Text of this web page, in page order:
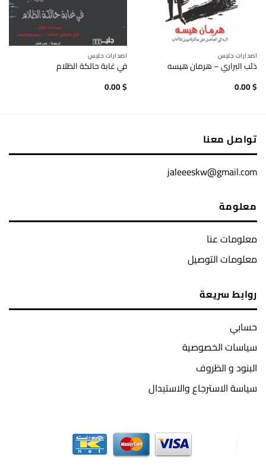
اصدارات جليس
ذئب البراري – هرمان هيسه
0.00$
اصدارات جليس
في غابة حالكة الظلام
0.00$
تواصل معنا
jaleeeskw@gmail.com
معلومة
معلومات عنا
معلومات التوصيل
روابط سريعة
حسابي
سياسات الخصوصية
البنود و الظروف
سياسة الاسترجاع والاستبدال